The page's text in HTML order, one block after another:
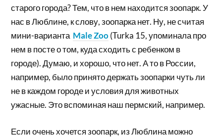
старого города? Тем, что в нем находится зоопарк. У
нас в Люблине, к слову, зоопарка нет. Ну, не считая
мини-варианта Male Zoo(Turka 15, упоминала про
нем в посте о том, куда сходить с ребенком в
городе). Думаю, и хорошо, что нет. А то в России,
например, было принято держать зоопарки чуть ли
не в каждом городе и условия для животных
ужасные. Это вспоминая наш пермский, например.
Если очень хочется зоопарк, из Люблина можно